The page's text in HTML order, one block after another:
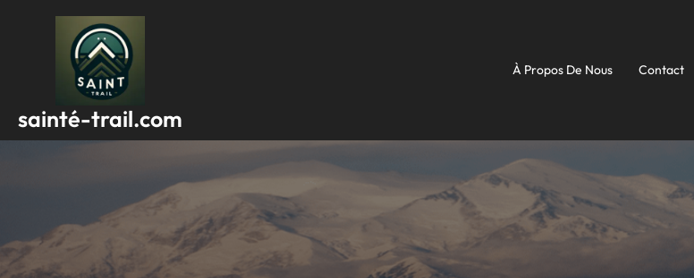
sainté-trail.com
À Propos De Nous Contact